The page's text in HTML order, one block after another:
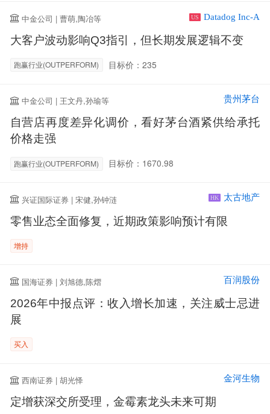
中金公司 | 曹萌,陶冶等 US Datadog Inc-A
大客户波动影响Q3指引，但长期发展逻辑不变
跑赢行业(OUTPERFORM) 目标价：235
中金公司 | 王文丹,孙瑜等 贵州茅台
自营店再度差异化调价，看好茅台酒紧供给承托
价格走强
跑赢行业(OUTPERFORM) 目标价：1670.98
兴证国际证券 | 宋健,孙钟涟 HK 太古地产
零售业态全面修复，近期政策影响预计有限
增持
国海证券 | 刘旭德,陈熠 百润股份
2026年中报点评：收入增长加速，关注威士忌进
展
买入
西南证券 | 胡光怿 金河生物
定增获深交所受理，金霉素龙头未来可期